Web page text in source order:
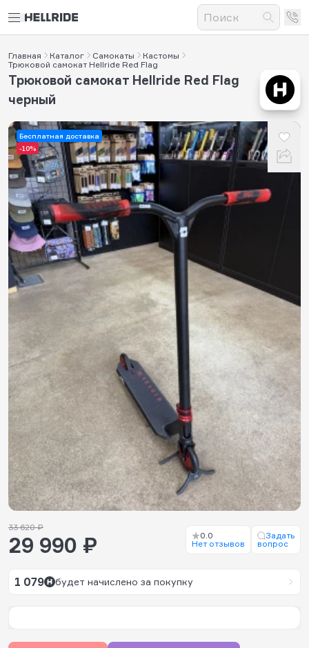
Главная Каталог Самокаты
Кастомы
Трюковой самокат Hellride Red Flag
Бесплатная доставка
-10%
Трюковой самокат Hellride Red Flag
черный
33 620 ₽
29 990 ₽
0.0
Нет отзывов
Задать
вопрос
1 079 будет начислено за покупку